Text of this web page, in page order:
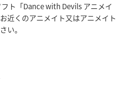
ト「Dance with Devils アニメイ
近くのアニメイト又はアニメイト
い。